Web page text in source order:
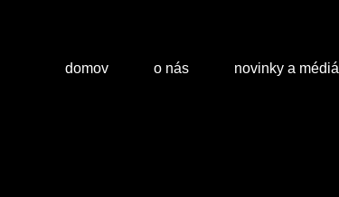
domov o nás novinky a médiá